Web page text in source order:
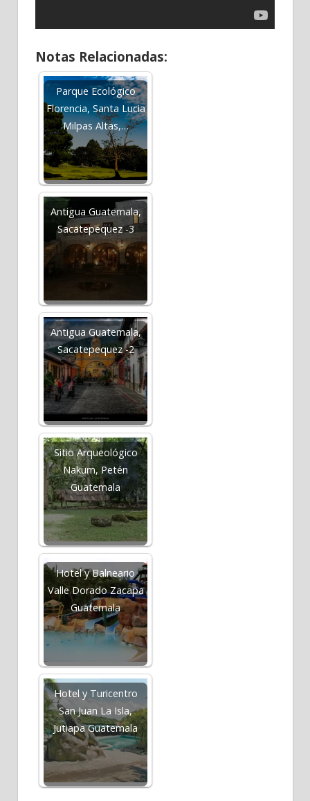
Notas Relacionadas:
Parque Ecológico
Florencia, Santa Lucia
Milpas Altas,…
Antigua Guatemala,
Sacatepequez -3
Antigua Guatemala,
Sacatepequez -2
Sitio Arqueológico
Nakum, Petén
Guatemala
Hotel y Balneario
Valle Dorado Zacapa
Guatemala
Hotel y Turicentro
San Juan La Isla,
Jutiapa Guatemala